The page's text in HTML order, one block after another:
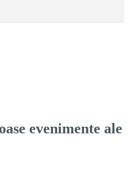
evenimente ale